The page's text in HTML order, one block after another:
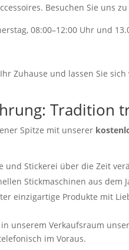
Besuchen Sie uns
08:00–12:00 Uhr und
Zuhause und lassen Sie
Tradition
Spitze mit unserer
und Stickerei über die Zeit
Stickmaschinen aus dem
einzigartige Produkte mit
unserem Verkaufsraum
im Voraus.